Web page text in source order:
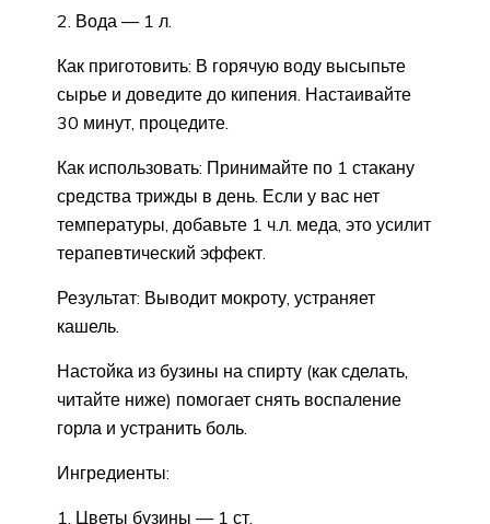
Вода — 1 л.
Как приготовить: В горячую воду высыпьте
сырье и доведите до кипения. Настаивайте
30 минут, процедите.
Как использовать: Принимайте по 1 стакану
средства трижды в день. Если у вас нет
температуры, добавьте 1 ч.л. меда, это усилит
терапевтический эффект.
Результат: Выводит мокроту, устраняет
кашель.
Настойка из бузины на спирту (как сделать,
читайте ниже) помогает снять воспаление
горла и устранить боль.
Ингредиенты:
Цветы бузины — 1 ст.